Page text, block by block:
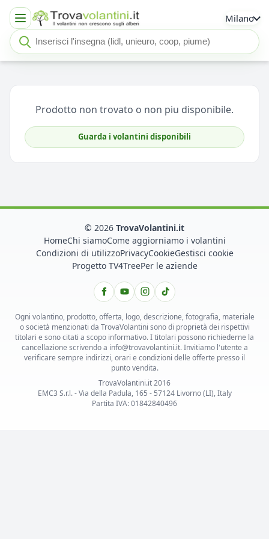
Milano
Cerca insegna o negozio
Seleziona un'insegna
Prodotto non trovato o non piu disponibile.
Guarda i volantini disponibili
© 2026 TrovaVolantini.it
HomeChi siamoCome aggiorniamo i volantini
Condizioni di utilizzoPrivacyCookieGestisci cookie
Progetto TV4TreePer le aziende
Ogni volantino, prodotto, offerta, logo, descrizione, fotografia, materiale
o società menzionati da TrovaVolantini sono di proprietà dei rispettivi
titolari e sono citati a scopo informativo. I titolari possono richiederne la
cancellazione scrivendo a info@trovavolantini.it. Invitiamo l'utente a
verificare sempre indirizzi, orari e condizioni delle offerte presso il
punto vendita.
TrovaVolantini.it 2016
EMC3 S.r.l. - Via della Padula, 165 - 57124 Livorno (LI), Italy
Partita IVA: 01842840496